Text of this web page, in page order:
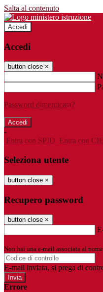
Salta al contenuto
Accedi
Accedi
button close ×
Password dimenticata?
-
Entra con SPID Entra con CIE
Seleziona utente
button close ×
Recupero password
button close ×
Non hai una e-mail associata al
E-mail inviata, si prega di
Errore